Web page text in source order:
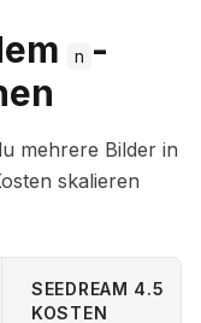
n -
mehrere Bilder in
skalieren
SEEDREAM 4.5
KOSTEN